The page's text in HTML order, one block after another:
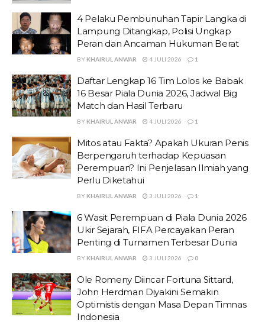
4 Pelaku Pembunuhan Tapir Langka di
Lampung Ditangkap, Polisi Ungkap
Peran dan Ancaman Hukuman Berat
BY KHAIRUL ANWAR 4 JULI 2026 1
Daftar Lengkap 16 Tim Lolos ke Babak
16 Besar Piala Dunia 2026, Jadwal Big
Match dan Hasil Terbaru
BY KHAIRUL ANWAR 4 JULI 2026 1
Mitos atau Fakta? Apakah Ukuran Penis
Berpengaruh terhadap Kepuasan
Perempuan? Ini Penjelasan Ilmiah yang
Perlu Diketahui
BY KHAIRUL ANWAR 3 JULI 2026 1
6 Wasit Perempuan di Piala Dunia 2026
Ukir Sejarah, FIFA Percayakan Peran
Penting di Turnamen Terbesar Dunia
BY KHAIRUL ANWAR 3 JULI 2026 0
Ole Romeny Diincar Fortuna Sittard,
John Herdman Diyakini Semakin
Optimistis dengan Masa Depan Timnas
Indonesia